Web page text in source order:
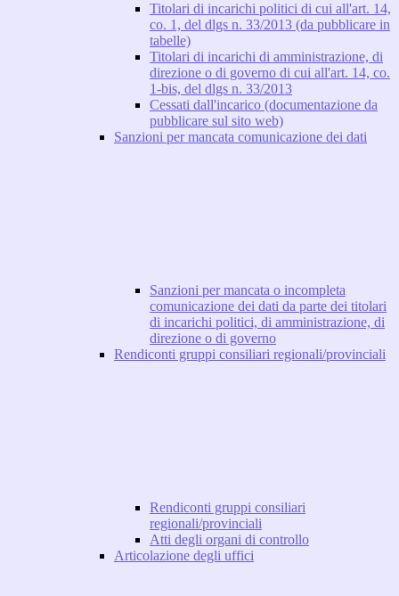
Titolari di incarichi politici di cui all'art. 14,
co. 1, del dlgs n. 33/2013 (da pubblicare in
tabelle)
Titolari di incarichi di amministrazione, di
direzione o di governo di cui all'art. 14, co.
1-bis, del dlgs n. 33/2013
Cessati dall'incarico (documentazione da
pubblicare sul sito web)
Sanzioni per mancata comunicazione dei dati
Sanzioni per mancata o incompleta
comunicazione dei dati da parte dei titolari
di incarichi politici, di amministrazione, di
direzione o di governo
Rendiconti gruppi consiliari regionali/provinciali
Rendiconti gruppi consiliari
regionali/provinciali
Atti degli organi di controllo
Articolazione degli uffici